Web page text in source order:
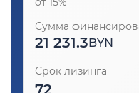
Сумма
21 231.3BYN
Срок лизинга